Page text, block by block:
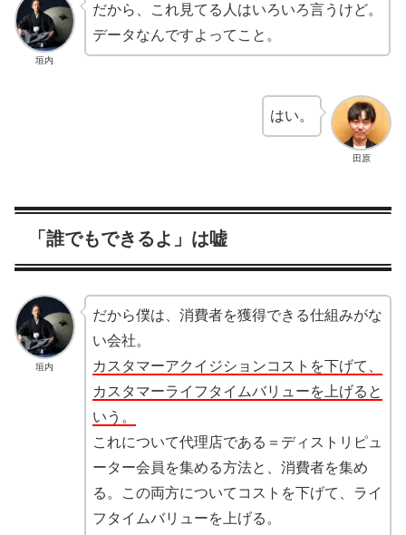
垣内
だから、これ見てる人はいろいろ言うけど。
データなんですよってこと。
田原
はい。
「誰でもできるよ」は嘘
垣内
だから僕は、消費者を獲得できる仕組みがな
い会社。
カスタマーアクイジションコストを下げて、
カスタマーライフタイムバリューを上げると
いう。
これについて代理店である＝ディストリピュ
ーター会員を集める方法と、消費者を集め
る。この両方についてコストを下げて、ライ
フタイムバリューを上げる。